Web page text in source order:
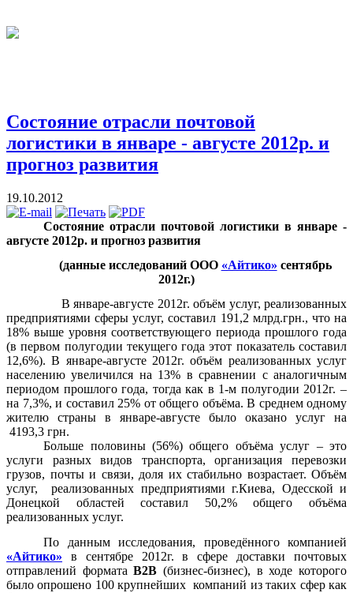
Состояние отрасли почтовой
логистики в январе - августе 2012р. и
прогноз развития
19.10.2012
Состояние отрасли почтовой логистики в январе -
августе 2012р. и прогноз развития
(данные исследований ООО «Айтико» сентябрь
2012г.)
В январе-августе 2012г. объём услуг, реализованных
предприятиями сферы услуг, составил 191,2 млрд.грн., что на
18% выше уровня соответствующего периода прошлого года
(в первом полугодии текущего года этот показатель составил
12,6%). В январе-августе 2012г. объём реализованных услуг
населению увеличился на 13% в сравнении с аналогичным
периодом прошлого года, тогда как в 1-м полугодии 2012г. –
на 7,3%, и составил 25% от общего объёма. В среднем одному
жителю страны в январе-августе было оказано услуг на
4193,3 грн.
Больше половины (56%) общего объёма услуг – это
услуги разных видов транспорта, организация перевозки
грузов, почты и связи, доля их стабильно возрастает. Объём
услуг, реализованных предприятиями г.Киева, Одесской и
Донецкой областей составил 50,2% общего объёма
реализованных услуг.
По данным исследования, проведённого компанией
«Айтико» в сентябре 2012г. в сфере доставки почтовых
отправлений форматаВ2В(бизнес-бизнес), в ходе которого
было опрошено 100 крупнейших компаний из таких сфер как